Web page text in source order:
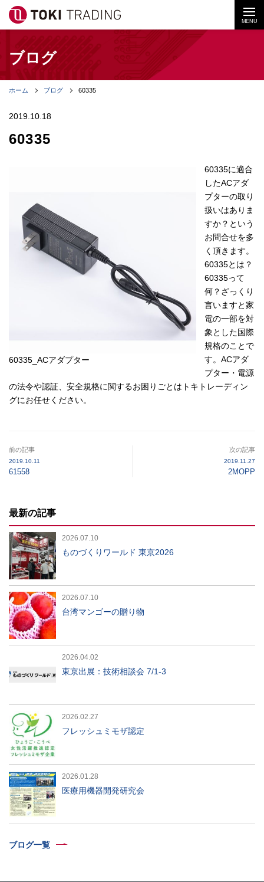
MENU
ブログ
ホーム ブログ 60335
2019.10.18
60335
60335_ACアダプター
60335に適合
したACアダ
プターの取り
扱いはありま
すか？という
お問合せを多
く頂きます。
60335とは？
60335って
何？ざっくり
言いますと家
電の一部を対
象とした国際
規格のことで
す。ACアダ
プター・電源
の法令や認証、安全規格に関するお困りごとはトキトレーディン
グにお任せください。
前の記事
2019.10.11
61558
次の記事
2019.11.27
2MOPP
最新の記事
2026.07.10
ものづくりワールド 東京2026
2026.07.10
台湾マンゴーの贈り物
2026.04.02
東京出展：技術相談会 7/1-3
2026.02.27
フレッシュミモザ認定
2026.01.28
医療用機器開発研究会
ブログ一覧